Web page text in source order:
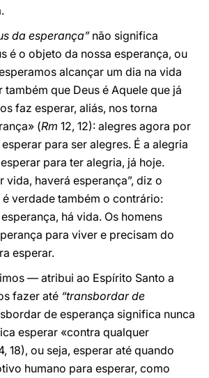
da esperança”não significa
é o objeto da nossa esperança, ou
alcançar um dia na vida
que Deus é Aquele que já
faz esperar, aliás, nos torna
(Rm 12, 12): alegres agora por
para ser alegres. É a alegria
para ter alegria, já hoje.
vida, haverá esperança”, diz o
verdade também o contrário:
há vida. Os homens
para viver e precisam do
esperar.
— atribui ao Espírito Santo a
fazer até “transbordar de
de esperança significa nunca
esperar «contra qualquer
18), ou seja, esperar até quando
humano para esperar, como